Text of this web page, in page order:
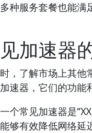
种服务套餐也能
加速器
，了解市场上其他
速器，它们的功能
个常见加速器是
够有效降低网络延